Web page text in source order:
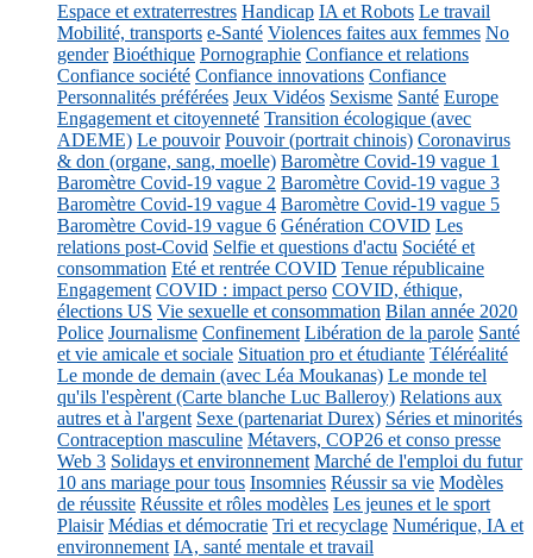
Espace et extraterrestres Handicap IA et Robots Le travail
Mobilité, transports e-Santé Violences faites aux femmes No
gender Bioéthique Pornographie Confiance et relations
Confiance société Confiance innovations Confiance
Personnalités préférées Jeux Vidéos Sexisme Santé Europe
Engagement et citoyenneté Transition écologique (avec
ADEME) Le pouvoir Pouvoir (portrait chinois) Coronavirus
& don (organe, sang, moelle) Baromètre Covid-19 vague 1
Baromètre Covid-19 vague 2 Baromètre Covid-19 vague 3
Baromètre Covid-19 vague 4 Baromètre Covid-19 vague 5
Baromètre Covid-19 vague 6 Génération COVID Les
relations post-Covid Selfie et questions d'actu Société et
consommation Eté et rentrée COVID Tenue républicaine
Engagement COVID : impact perso COVID, éthique,
élections US Vie sexuelle et consommation Bilan année 2020
Police Journalisme Confinement Libération de la parole Santé
et vie amicale et sociale Situation pro et étudiante Téléréalité
Le monde de demain (avec Léa Moukanas) Le monde tel
qu'ils l'espèrent (Carte blanche Luc Balleroy) Relations aux
autres et à l'argent Sexe (partenariat Durex) Séries et minorités
Contraception masculine Métavers, COP26 et conso presse
Web 3 Solidays et environnement Marché de l'emploi du futur
10 ans mariage pour tous Insomnies Réussir sa vie Modèles
de réussite Réussite et rôles modèles Les jeunes et le sport
Plaisir Médias et démocratie Tri et recyclage Numérique, IA et
environnement IA, santé mentale et travail